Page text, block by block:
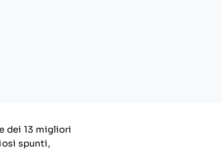
dei 13 migliori
spunti,